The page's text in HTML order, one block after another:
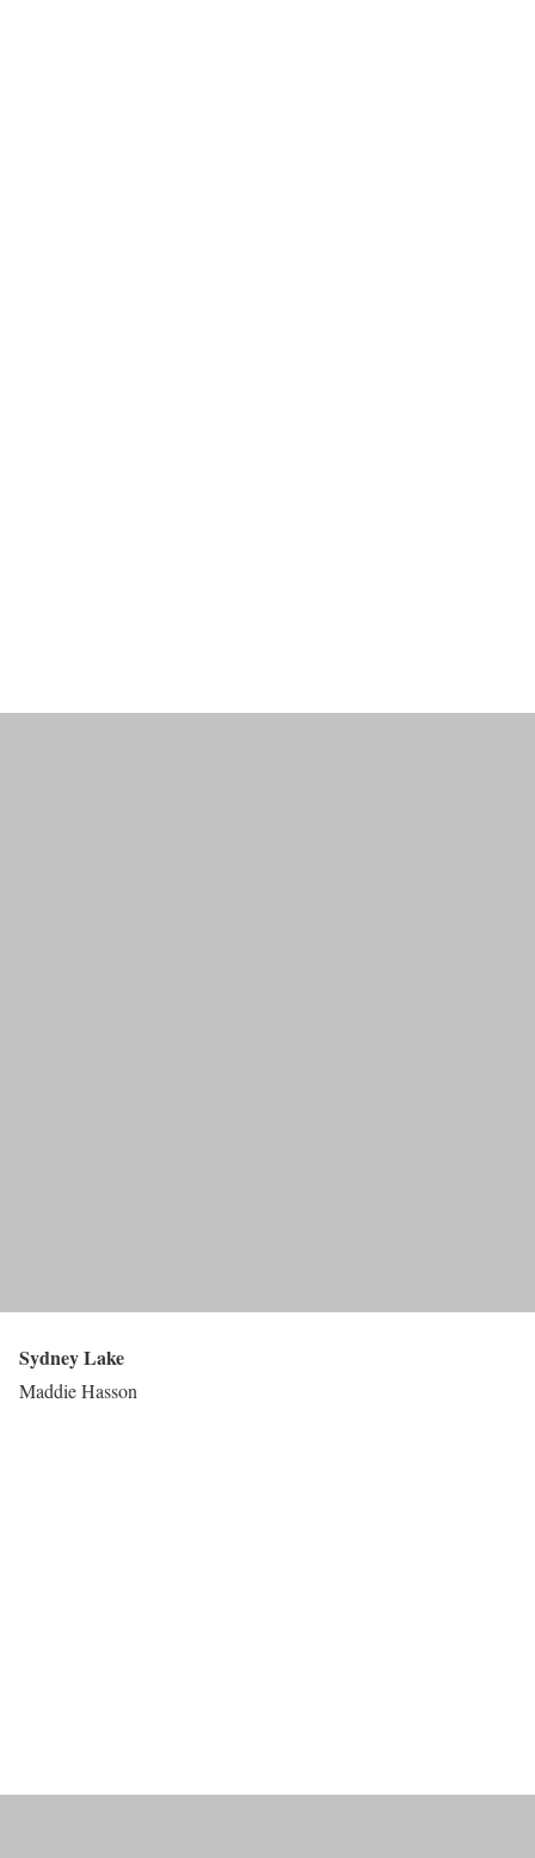
Sydney Lake
Maddie Hasson